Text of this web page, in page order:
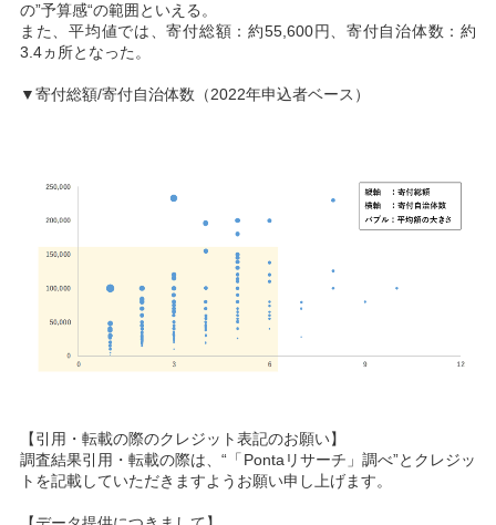
の”予算感“の範囲といえる。
また、平均値では、寄付総額：約55,600円、寄付自治体数：約
3.4ヵ所となった。
▼寄付総額/寄付自治体数（2022年申込者ベース）
【引用・転載の際のクレジット表記のお願い】
調査結果引用・転載の際は、“「Pontaリサーチ 」調べ”とクレジッ
トを記載していただきますようお願い申し上げます。